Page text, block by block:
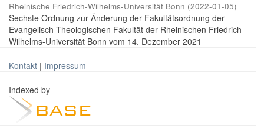
Rheinische Friedrich-Wilhelms-Universität Bonn (2022-01-05)
Sechste Ordnung zur Änderung der Fakultätsordnung der
Evangelisch-Theologischen Fakultät der Rheinischen Friedrich-
Wilhelms-Universität Bonn vom 14. Dezember 2021
Kontakt | Impressum
Indexed by